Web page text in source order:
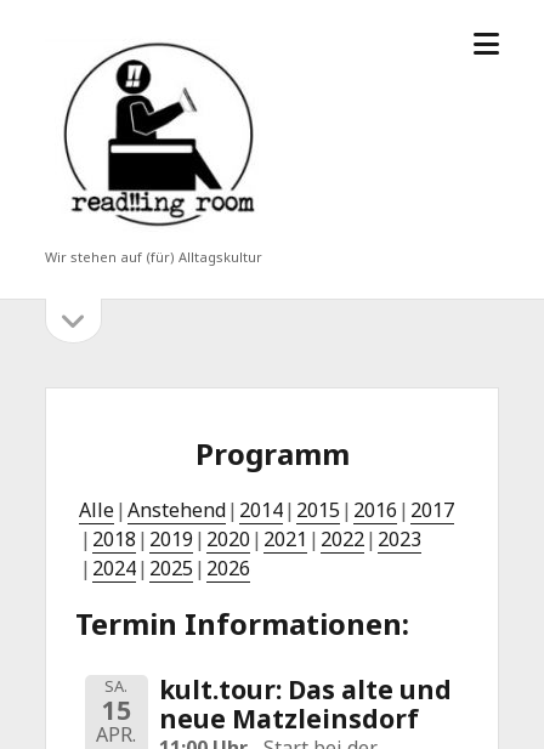
read!!ing
room
Wir stehen auf (für) Alltagskultur
Menü
Seitenleiste
öffnen
Programm
Alle Anstehend 2014 2015 2016 2017
2018 2019 2020 2021 2022 2023
2024 2025 2026
Termin Informationen:
SA.
15
APR.
kult.tour: Das alte und
neue Matzleinsdorf